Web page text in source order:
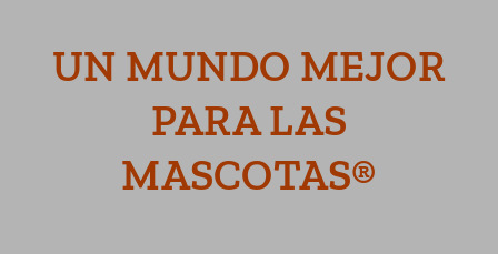
UN MUNDO MEJOR
PARA LAS
MASCOTAS®